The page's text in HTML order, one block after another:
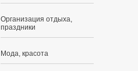
Организация отдыха,
праздники
Мода, красота